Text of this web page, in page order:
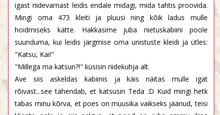
igast riidevarnast leidis endale midagi, mida tahtis proovida.
Mingi oma 473 kleiti ja pluusi ning kõik ladus mulle
hoidmiseks kätte. Hakkasime juba riietuskabiini poole
suunduma, kui leidis järgmise oma unistuste kleidi ja ütles:
"Katsu, Kai!"
"Millega ma katsun?!" küsisin riidekuhja alt.
Ave siis askeldas kabiinis ja käis näitas mulle igat
rõivast...see tähendab, et katsusin Teda :D Kuid mingi hetk
tabas minu kõrva, et poes on muusika vaikseks jäänud, teisi